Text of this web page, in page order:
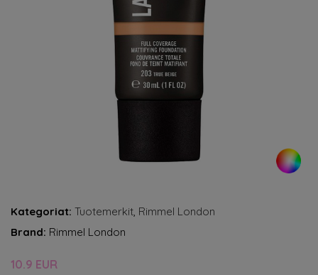
Kategoriat: Tuotemerkit, Rimmel London
Brand: Rimmel London
10.9 EUR